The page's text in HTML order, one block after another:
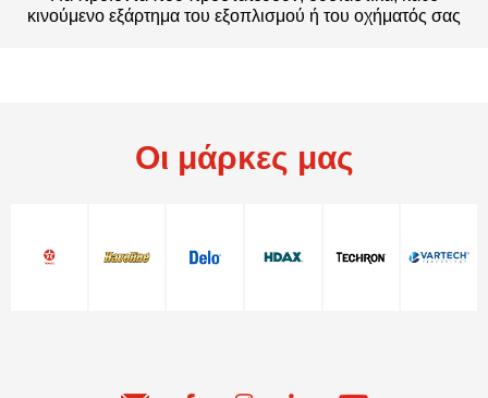
κινούμενο εξάρτημα του εξοπλισμού ή του οχήματός σας
Οι μάρκες μας